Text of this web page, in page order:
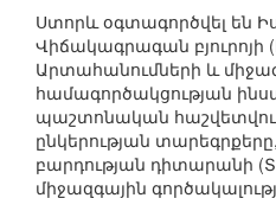
Ստորև օգտագործվել են
Վիճակագրագան բյուրոյի
Արտահանումների և
համագործակցության
պաշտոնական
ընկերության
բարդության դիտարանի
միջազգային